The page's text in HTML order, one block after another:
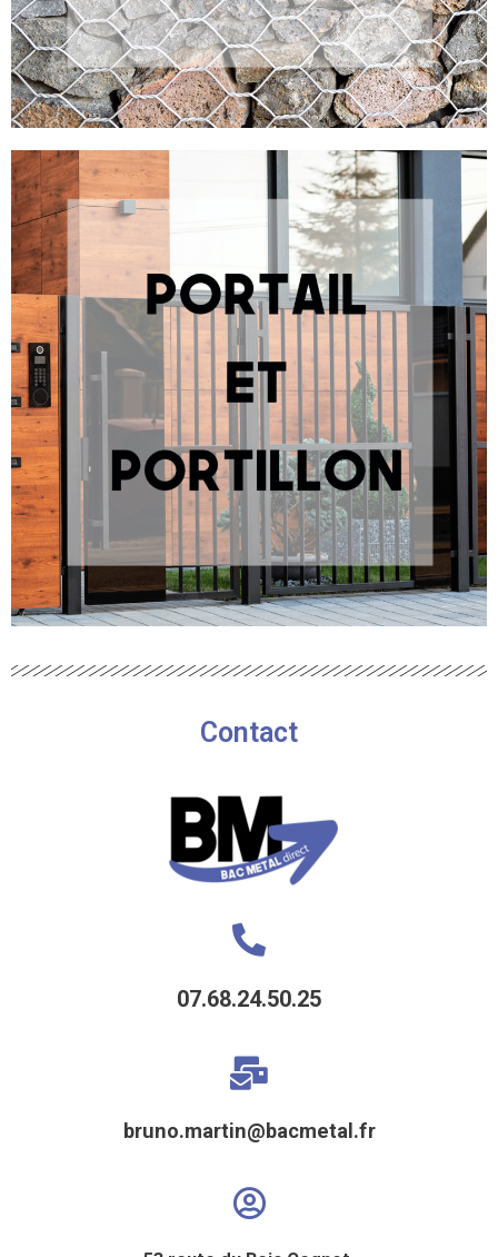
Contact
07.68.24.50.25
bruno.martin@bacmetal.fr